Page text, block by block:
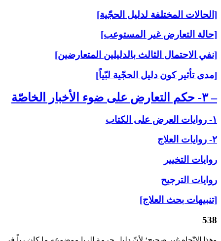
[الحالات المختلفة لدليل الحجّية]
[حالة التعارض غير المستوعب]
[نفي الاحتمال الثالث بالدليلين المتعارضين]
[مدى تأثير كون دليل الحجّية لبّياً]
– ۳- حكم التعارض على‏ ضوء الأخبار الخاصّة
۱- روايات العرض على‏ الكتاب
۲- روايات العلاج‏
روايات التخيير
روايات الترجيح
[تنبيهات بحث العلاج]
538